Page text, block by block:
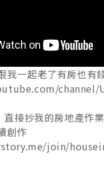
我一起老了有房也有
channel/
接抄我的房地產作
創作
join/